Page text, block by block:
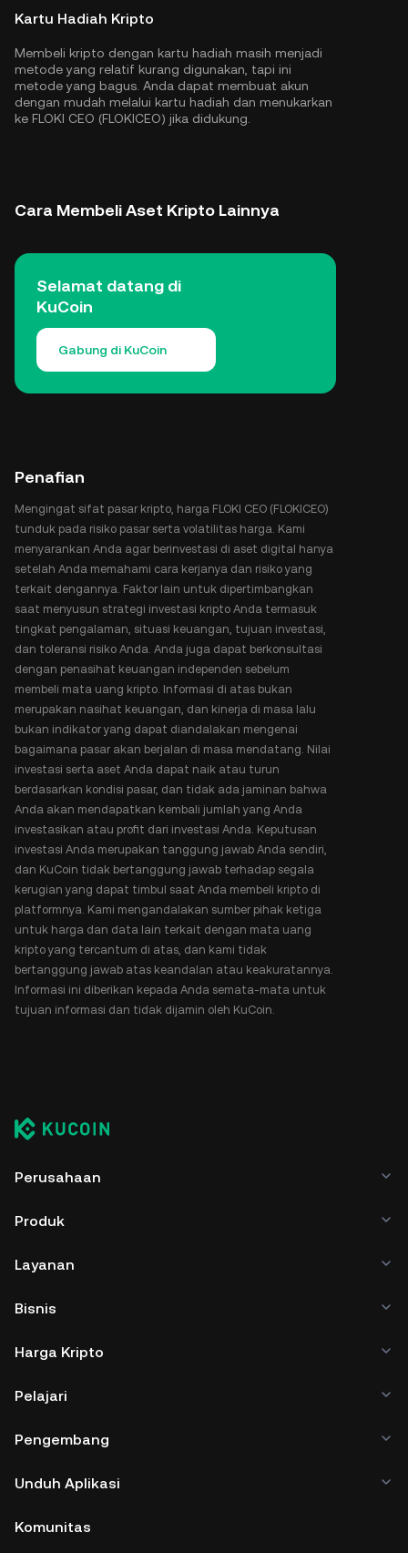
Kartu Hadiah Kripto
Membeli kripto dengan kartu hadiah masih menjadi
metode yang relatif kurang digunakan, tapi ini
metode yang bagus. Anda dapat membuat akun
dengan mudah melalui kartu hadiah dan menukarkan
ke FLOKI CEO (FLOKICEO) jika didukung.
Cara Membeli Aset Kripto Lainnya
Selamat datang di
KuCoin
Gabung di KuCoin
Penafian
Mengingat sifat pasar kripto, harga FLOKI CEO (FLOKICEO)
tunduk pada risiko pasar serta volatilitas harga. Kami
menyarankan Anda agar berinvestasi di aset digital hanya
setelah Anda memahami cara kerjanya dan risiko yang
terkait dengannya. Faktor lain untuk dipertimbangkan
saat menyusun strategi investasi kripto Anda termasuk
tingkat pengalaman, situasi keuangan, tujuan investasi,
dan toleransi risiko Anda. Anda juga dapat berkonsultasi
dengan penasihat keuangan independen sebelum
membeli mata uang kripto. Informasi di atas bukan
merupakan nasihat keuangan, dan kinerja di masa lalu
bukan indikator yang dapat diandalakan mengenai
bagaimana pasar akan berjalan di masa mendatang. Nilai
investasi serta aset Anda dapat naik atau turun
berdasarkan kondisi pasar, dan tidak ada jaminan bahwa
Anda akan mendapatkan kembali jumlah yang Anda
investasikan atau profit dari investasi Anda. Keputusan
investasi Anda merupakan tanggung jawab Anda sendiri,
dan KuCoin tidak bertanggung jawab terhadap segala
kerugian yang dapat timbul saat Anda membeli kripto di
platformnya. Kami mengandalakan sumber pihak ketiga
untuk harga dan data lain terkait dengan mata uang
kripto yang tercantum di atas, dan kami tidak
bertanggung jawab atas keandalan atau keakuratannya.
Informasi ini diberikan kepada Anda semata-mata untuk
tujuan informasi dan tidak dijamin oleh KuCoin.
Perusahaan
Produk
Layanan
Bisnis
Harga Kripto
Pelajari
Pengembang
Unduh Aplikasi
Komunitas